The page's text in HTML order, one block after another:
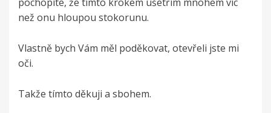
než onu hloupou stokorunu.
Vlastně bych Vám měl poděkovat, otevřeli jste mi
oči.
Takže tímto děkuji a sbohem.